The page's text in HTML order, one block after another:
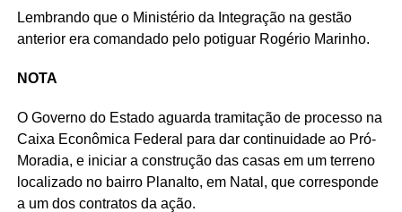
Lembrando que o Ministério da Integração na gestão
anterior era comandado pelo potiguar Rogério Marinho.
NOTA
O Governo do Estado aguarda tramitação de processo na
Caixa Econômica Federal para dar continuidade ao Pró-
Moradia, e iniciar a construção das casas em um terreno
localizado no bairro Planalto, em Natal, que corresponde
a um dos contratos da ação.